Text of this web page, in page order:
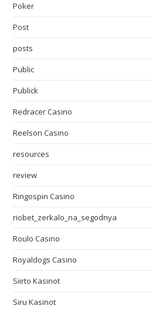
Poker
Post
posts
Public
Publick
Redracer Casino
Reelson Casino
resources
review
Ringospin Casino
riobet_zerkalo_na_segodnya
Roulo Casino
Royaldogs Casino
Siirto Kasinot
Siru Kasinot